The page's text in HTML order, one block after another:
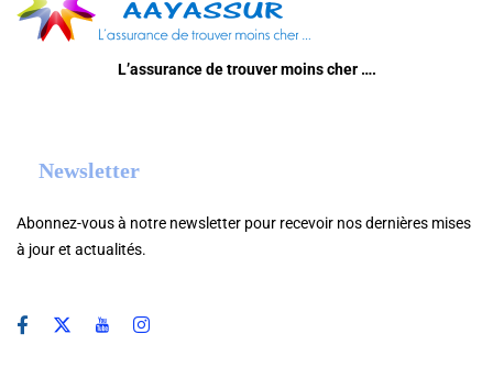
L’assurance de trouver moins cher ….
Newsletter
Abonnez-vous à notre newsletter pour recevoir nos dernières mises
à jour et actualités.